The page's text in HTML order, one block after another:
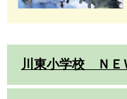
川東小学校 Ｎ